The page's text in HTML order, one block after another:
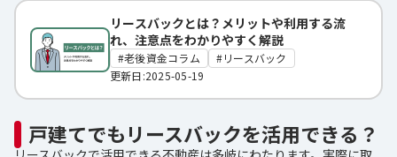
リースバックとは？メリットや利用する流
れ、注意点をわかりやすく解説
老後資金コラム
リースバック
更新日:2025-05-19
戸建てでもリースバックを活用できる？